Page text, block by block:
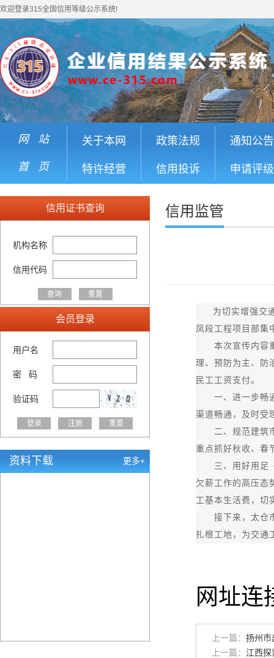
欢迎登录315全国信用等级公示系统!
网 站
首 页
关于本网
特许经营
政策法规
信用投诉
通知公告
申请评级
信用证书查询
机构名称
信用代码
会员登录
用户名
密 码
验证码
资料下载 更多+
信用监管
为切实增强交
凤段工程项目部集
本次宣传内容重
理、预防为主、防
民工工资支付。
一、进一步畅通
渠道畅通，及时受
二、规范建筑市
重点抓好秋收、春
三、用好用足《
欠薪工作的高压态
工基本生活费，切
接下来，太仓市
扎根工地，为交通
网址连
上一篇： 扬州市
上一篇： 江西探